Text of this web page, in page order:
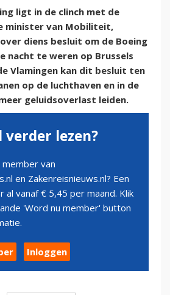
ligt in de clinch met de
minister van Mobiliteit,
diens besluit om de Boeing
nacht te weren op Brussels
Vlamingen kan dit besluit ten
op de luchthaven en in de
geluidsoverlast leiden.
lezen?
van
en Zakenreisnieuws.nl? Een
al vanaf € 5,45 per maand. Klik
'Word nu member' button
Inloggen